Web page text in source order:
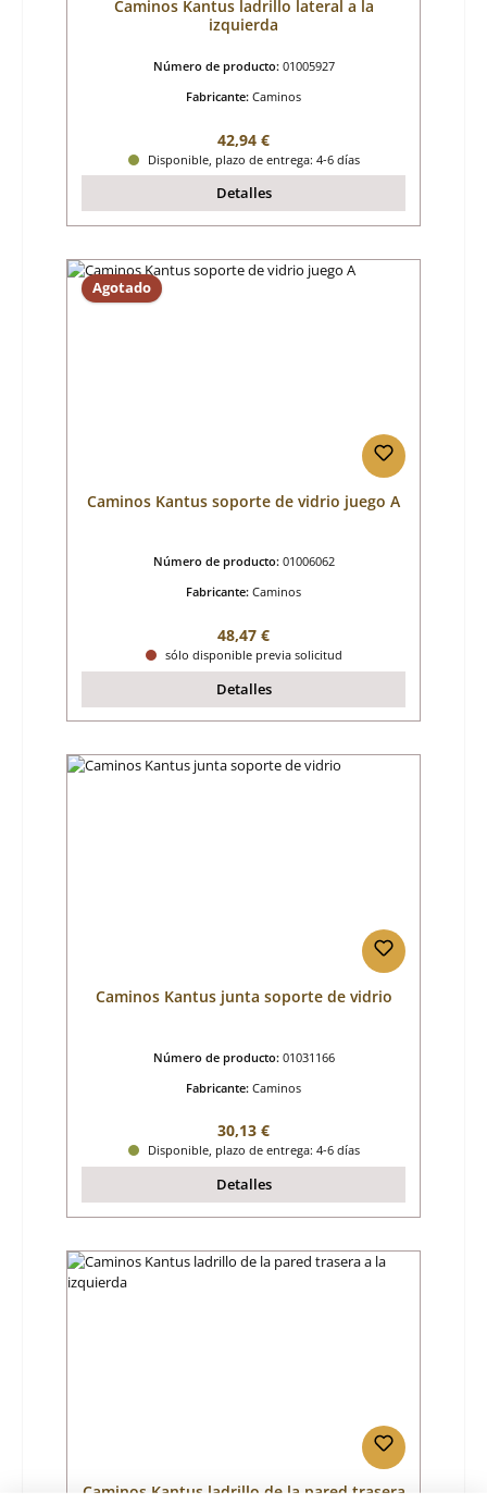
Caminos Kantus ladrillo lateral a la
izquierda
Número de producto: 01005927
Fabricante: Caminos
Precio normal:
42,94 €
Disponible, plazo de entrega: 4-6 días
Detalles
Agotado
Caminos Kantus soporte de vidrio juego A
Número de producto: 01006062
Fabricante: Caminos
Precio normal:
48,47 €
sólo disponible previa solicitud
Detalles
Caminos Kantus junta soporte de vidrio
Número de producto: 01031166
Fabricante: Caminos
Precio normal:
30,13 €
Disponible, plazo de entrega: 4-6 días
Detalles
Caminos Kantus ladrillo de la pared trasera